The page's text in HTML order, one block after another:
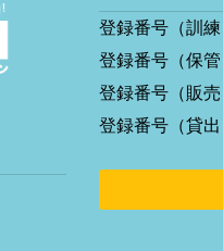
登録番号（訓
登録番号（保
登録番号（販
登録番号（貸